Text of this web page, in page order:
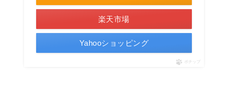
楽天市場
Yahooショッピング
ポチップ